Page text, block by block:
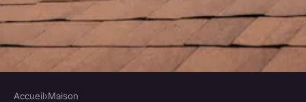
Accueil›Maison